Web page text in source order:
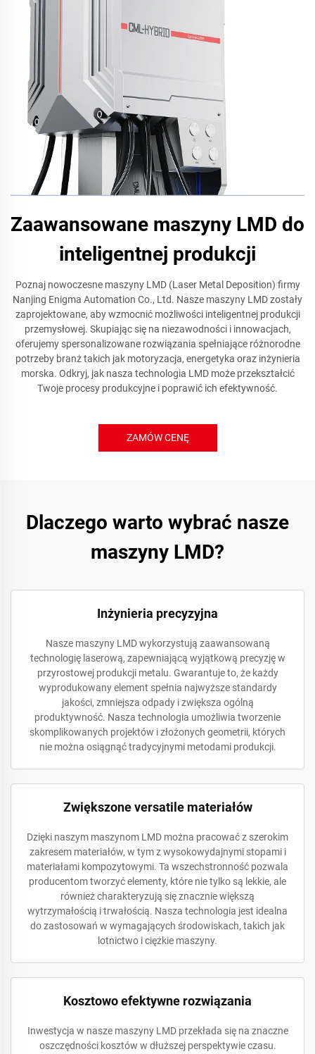
Zaawansowane maszyny LMD do
inteligentnej produkcji
Poznaj nowoczesne maszyny LMD (Laser Metal Deposition) firmy
Nanjing Enigma Automation Co., Ltd. Nasze maszyny LMD zostały
zaprojektowane, aby wzmocnić możliwości inteligentnej produkcji
przemysłowej. Skupiając się na niezawodności i innowacjach,
oferujemy spersonalizowane rozwiązania spełniające różnorodne
potrzeby branż takich jak motoryzacja, energetyka oraz inżynieria
morska. Odkryj, jak nasza technologia LMD może przekształcić
Twoje procesy produkcyjne i poprawić ich efektywność.
ZAMÓW CENĘ
Dlaczego warto wybrać nasze
maszyny LMD?
Inżynieria precyzyjna
Nasze maszyny LMD wykorzystują zaawansowaną
technologię laserową, zapewniającą wyjątkową precyzję w
przyrostowej produkcji metalu. Gwarantuje to, że każdy
wyprodukowany element spełnia najwyższe standardy
jakości, zmniejsza odpady i zwiększa ogólną
produktywność. Nasza technologia umożliwia tworzenie
skomplikowanych projektów i złożonych geometrii, których
nie można osiągnąć tradycyjnymi metodami produkcji.
Zwiększone versatile materiałów
Dzięki naszym maszynom LMD można pracować z szerokim
zakresem materiałów, w tym z wysokowydajnymi stopami i
materiałami kompozytowymi. Ta wszechstronność pozwala
producentom tworzyć elementy, które nie tylko są lekkie, ale
również charakteryzują się znacznie większą
wytrzymałością i trwałością. Nasza technologia jest idealna
do zastosowań w wymagających środowiskach, takich jak
lotnictwo i ciężkie maszyny.
Kosztowo efektywne rozwiązania
Inwestycja w nasze maszyny LMD przekłada się na znaczne
oszczędności kosztów w dłuższej perspektywie czasu.